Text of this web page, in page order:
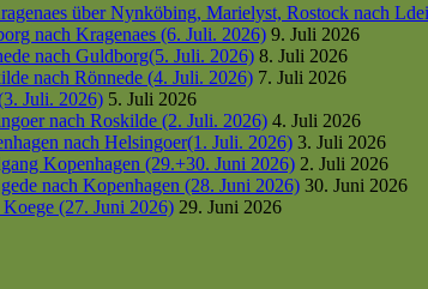
über Nynköbing, Marielyst, Rostock nach
nach Kragenaes (6. Juli. 2026) 9. Juli 2026
nach Guldborg(5. Juli. 2026) 8. Juli 2026
nach Rönnede (4. Juli. 2026) 7. Juli 2026
Juli. 2026) 5. Juli 2026
nach Roskilde (2. Juli. 2026) 4. Juli 2026
nach Helsingoer(1. Juli. 2026) 3. Juli 2026
Kopenhagen (29.+30. Juni 2026) 2. Juli 2026
nach Kopenhagen (28. Juni 2026) 30. Juni 2026
(27. Juni 2026) 29. Juni 2026